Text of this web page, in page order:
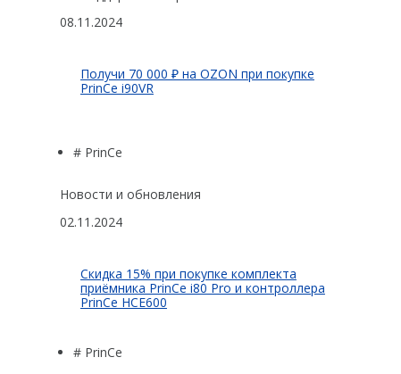
08.11.2024
Получи 70 000 ₽ на OZON при покупке
PrinCe i90VR
# PrinCe
Новости и обновления
02.11.2024
Скидка 15% при покупке комплекта
приёмника PrinCe i80 Pro и контроллера
PrinCe HCE600
# PrinCe